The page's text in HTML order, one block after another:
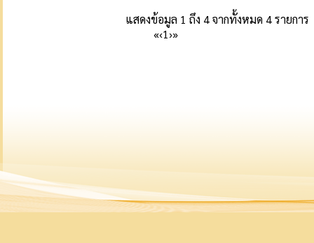
แสดงข้อมูล 1 ถึง 4 จากทั้งหมด 4 รายการ
«‹1›»